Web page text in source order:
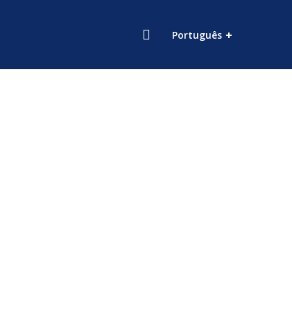
Português